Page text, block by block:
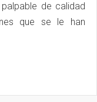
de calidad
que se le han